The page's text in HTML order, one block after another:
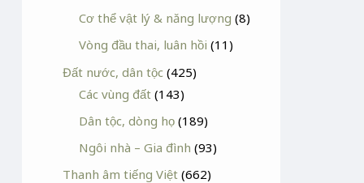
Cơ thể vật lý & năng lượng (8)
Vòng đầu thai, luân hồi (11)
Đất nước, dân tộc (425)
Các vùng đất (143)
Dân tộc, dòng họ (189)
Ngôi nhà – Gia đình (93)
Thanh âm tiếng Việt (662)